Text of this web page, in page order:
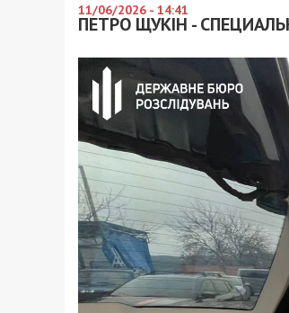
11/06/2026 - 14:41
ПЕТРО ЩУКІН -